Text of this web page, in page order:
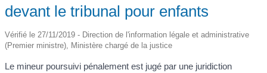
devant le tribunal pour enfants
Vérifié le 27/11/2019 - Direction de l'information légale et administrative
(Premier ministre), Ministère chargé de la justice
Le mineur poursuivi pénalement est jugé par une juridiction